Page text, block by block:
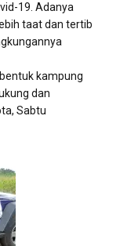
19. Adanya
taat dan tertib
kampung
dan
Sabtu